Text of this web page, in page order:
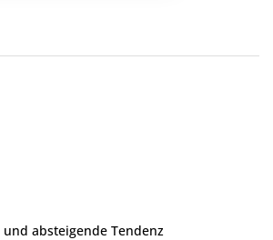
absteigende Tendenz